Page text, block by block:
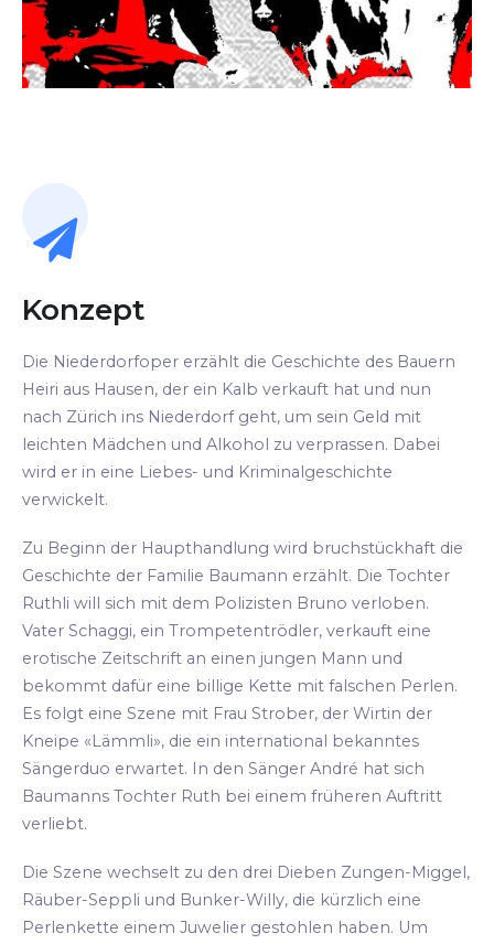
Konzept
Die Niederdorfoper erzählt die Geschichte des Bauern
Heiri aus Hausen, der ein Kalb verkauft hat und nun
nach Zürich ins Niederdorf geht, um sein Geld mit
leichten Mädchen und Alkohol zu verprassen. Dabei
wird er in eine Liebes- und Kriminalgeschichte
verwickelt.
Zu Beginn der Haupthandlung wird bruchstückhaft die
Geschichte der Familie Baumann erzählt. Die Tochter
Ruthli will sich mit dem Polizisten Bruno verloben.
Vater Schaggi, ein Trompetentrödler, verkauft eine
erotische Zeitschrift an einen jungen Mann und
bekommt dafür eine billige Kette mit falschen Perlen.
Es folgt eine Szene mit Frau Strober, der Wirtin der
Kneipe «Lämmli», die ein international bekanntes
Sängerduo erwartet. In den Sänger André hat sich
Baumanns Tochter Ruth bei einem früheren Auftritt
verliebt.
Die Szene wechselt zu den drei Dieben Zungen-Miggel,
Räuber-Seppli und Bunker-Willy, die kürzlich eine
Perlenkette einem Juwelier gestohlen haben. Um